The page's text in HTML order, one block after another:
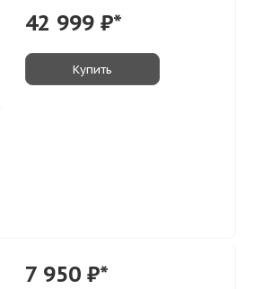
42 999 ₽*
Купить
7 950 ₽*